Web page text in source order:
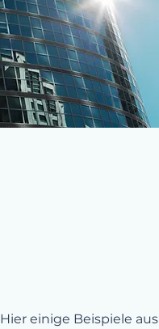
Hier einige Beispiele